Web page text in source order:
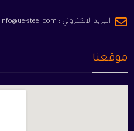
البريد الالكتروني : info@ue-steel.com
موقعنا